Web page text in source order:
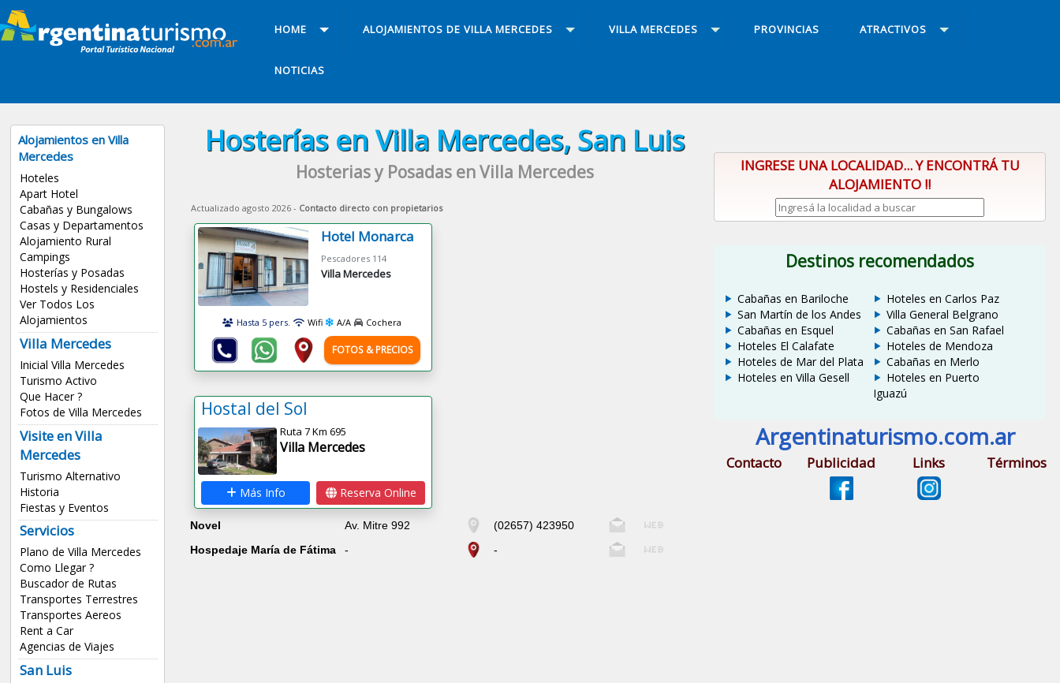
HOME ALOJAMIENTOS DE VILLA MERCEDES VILLA MERCEDES PROVINCIAS ATRACTIVOS
NOTICIAS
Alojamientos en Villa
Mercedes
Hoteles
Apart Hotel
Cabañas y Bungalows
Casas y Departamentos
Alojamiento Rural
Campings
Hosterías y Posadas
Hostels y Residenciales
Ver Todos Los
Alojamientos
Villa Mercedes
Inicial Villa Mercedes
Turismo Activo
Que Hacer ?
Fotos de Villa Mercedes
Visite en Villa
Mercedes
Turismo Alternativo
Historia
Fiestas y Eventos
Servicios
Plano de Villa Mercedes
Como Llegar ?
Buscador de Rutas
Transportes Terrestres
Transportes Aereos
Rent a Car
Agencias de Viajes
San Luis
Hosterías en Villa Mercedes, San Luis
Hosterias y Posadas en Villa Mercedes
Actualizado agosto 2026 - Contacto directo con propietarios
Hotel Monarca
Pescadores 114
Villa Mercedes
Hasta 5 pers. Wifi A/A Cochera
FOTOS & PRECIOS
Hostal del Sol
Ruta 7 Km 695
Villa Mercedes
Más Info Reserva Online
Novel Av. Mitre 992
(02657) 423950
Hospedaje María de Fátima
- -
INGRESE UNA LOCALIDAD... Y ENCONTRÁ TU
ALOJAMIENTO !!
Destinos recomendados
Cabañas en Bariloche
San Martín de los Andes
Cabañas en Esquel
Hoteles El Calafate
Hoteles de Mar del Plata
Hoteles en Villa Gesell
Hoteles en Carlos Paz
Villa General Belgrano
Cabañas en San Rafael
Hoteles de Mendoza
Cabañas en Merlo
Hoteles en Puerto
Iguazú
Argentinaturismo.com.ar
Contacto Publicidad Links Términos